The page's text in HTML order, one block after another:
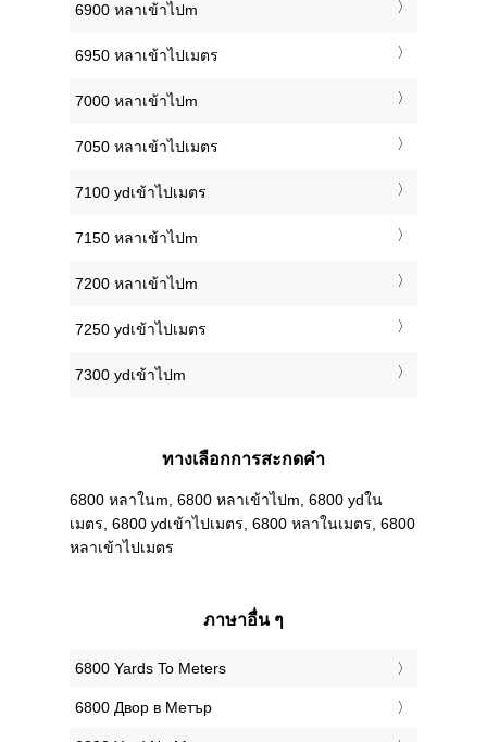
6900 หลาเข้าไปm
6950 หลาเข้าไปเมตร
7000 หลาเข้าไปm
7050 หลาเข้าไปเมตร
7100 ydเข้าไปเมตร
7150 หลาเข้าไปm
7200 หลาเข้าไปm
7250 ydเข้าไปเมตร
7300 ydเข้าไปm
ทางเลือกการสะกดคำ
6800 หลาในm, 6800 หลาเข้าไปm, 6800 ydใน
เมตร, 6800 ydเข้าไปเมตร, 6800 หลาในเมตร, 6800
หลาเข้าไปเมตร
ภาษาอื่น ๆ
‎6800 Yards To Meters
‎6800 Двор в Метър